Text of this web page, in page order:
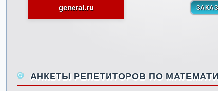
general.ru
АНКЕТЫ РЕПЕТИТОРОВ ПО